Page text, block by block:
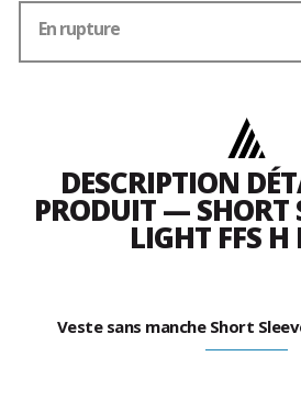
En rupture
DESCRIPTION
PRODUIT — SHORT
LIGHT FFS H
Veste sans manche Short